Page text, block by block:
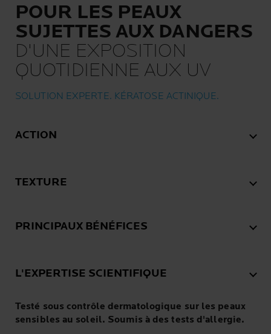
POUR LES PEAUX
SUJETTES AUX DANGERS
D'UNE EXPOSITION
QUOTIDIENNE AUX UV
SOLUTION EXPERTE. KÉRATOSE ACTINIQUE.
ACTION
TEXTURE
PRINCIPAUX BÉNÉFICES
L'EXPERTISE SCIENTIFIQUE
Testé sous contrôle dermatologique sur les peaux
sensibles au soleil. Soumis à des tests d'allergie.